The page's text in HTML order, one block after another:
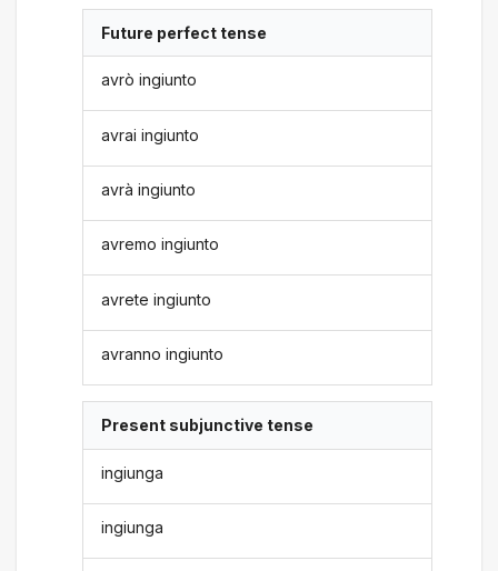
Future perfect tense
avrò ingiunto
avrai ingiunto
avrà ingiunto
avremo ingiunto
avrete ingiunto
avranno ingiunto
Present subjunctive tense
ingiunga
ingiunga